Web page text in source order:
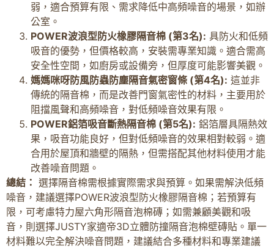
弱，適合預算有限、需求降低中高頻噪音的場景，如辦
公室。
POWER波浪型防火橡膠隔音棉 (第3名): 具防火和低頻
吸音的優勢，但價格較高，安裝需專業知識。適合需高
安全性空間，如廚房或設備旁，但厚度可能影響美觀。
媽媽咪呀防風防蟲防塵隔音氣密窗條 (第4名): 這並非
傳統的隔音棉，而是改善門窗氣密性的材料，主要用於
阻擋風聲和高頻噪音，對低頻噪音效果有限。
POWER鋁箔吸音斷熱隔音棉 (第5名): 鋁箔層具隔熱效
果，吸音功能良好，但對低頻噪音的效果相對較弱。適
合用於屋頂和牆壁的隔熱，但需搭配其他材料使用才能
改善噪音問題。
總結： 選擇隔音棉需根據實際需求與預算。如果需解決低頻
噪音，建議選擇POWER波浪型防火橡膠隔音棉；若預算有
限，可考慮特力屋六角形隔音泡棉磚；如需兼顧美觀和吸
音，則選擇JUSTY家適帝3D立體防撞隔音泡棉壁磚貼。單一
材料難以完全解決噪音問題，建議結合多種材料和專業建議